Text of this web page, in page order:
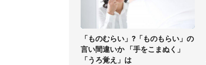
「ものむらい」?「ものもらい」の
言い間違いか 「手をこまぬく」
「うろ覚え」は